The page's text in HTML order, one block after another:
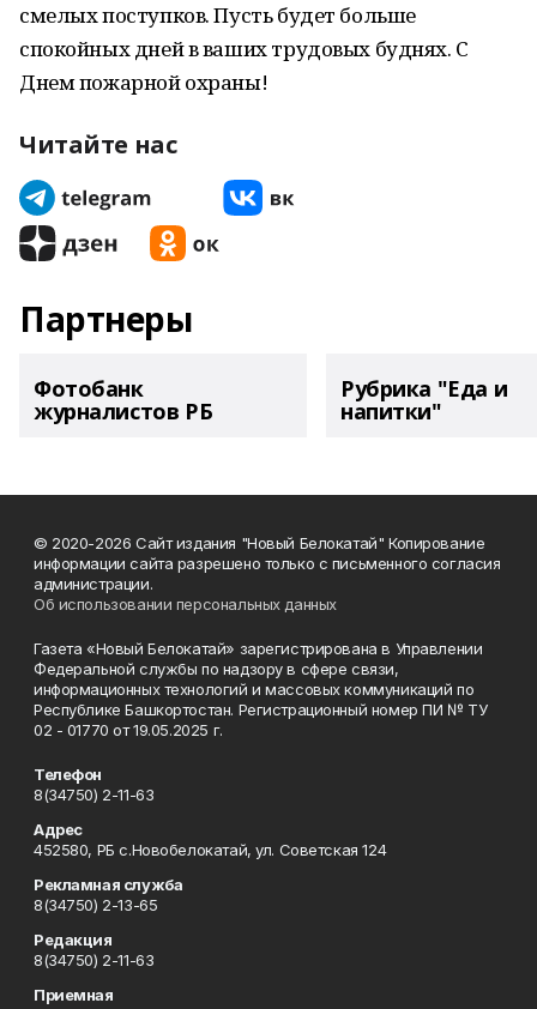
смелых поступков. Пусть будет больше
спокойных дней в ваших трудовых буднях. С
Днем пожарной охраны!
Читайте нас
Партнеры
Фотобанк
журналистов РБ
Рубрика "Еда и
напитки"
© 2020-2026 Сайт издания "Новый Белокатай" Копирование
информации сайта разрешено только с письменного согласия
администрации.
Об использовании персональных данных
Газета «Новый Белокатай» зарегистрирована в Управлении
Федеральной службы по надзору в сфере связи,
информационных технологий и массовых коммуникаций по
Республике Башкортостан. Регистрационный номер ПИ № ТУ
02 - 01770 от 19.05.2025 г.
Телефон
8(34750) 2-11-63
Адрес
452580, РБ с.Новобелокатай, ул. Советская 124
Рекламная служба
8(34750) 2-13-65
Редакция
8(34750) 2-11-63
Приемная